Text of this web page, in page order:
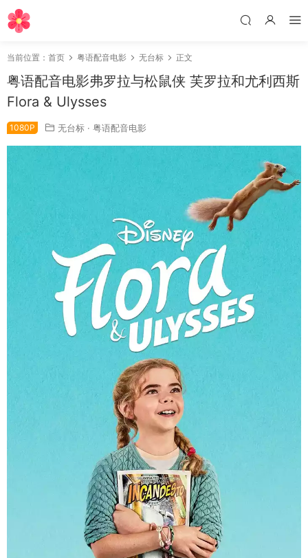
当前位置： 首页 粤语配音电影 无台标 正文
粤语配音电影弗罗拉与松鼠侠 芙罗拉和尤利西斯
Flora & Ulysses
1080P 无台标 · 粤语配音电影